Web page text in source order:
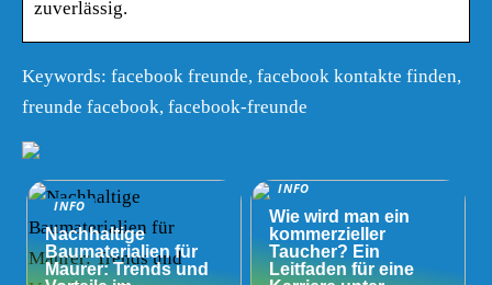
zuverlässig.
Keywords: facebook freunde, facebook kontakte finden,
freunde facebook, facebook-freunde
INFO
Nachhaltige
Baumaterialien für
Maurer: Trends und
INFO
Wie wird man ein
kommerzieller
Taucher? Ein
Leitfaden für eine